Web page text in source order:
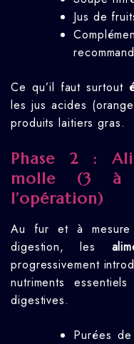
Jus de
Ce qu’il faut surtout
les jus acides
produits laitiers gras.
Phase 2 :
molle (3 à
l’opération)
Au fur et à mesure
digestion, les
progressivement
nutriments
digestives.
Purées